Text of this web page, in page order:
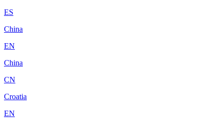
ES
China
EN
China
CN
Croatia
EN